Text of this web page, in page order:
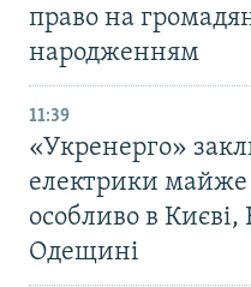
право на
народженням
11:39
«Укренерго»
електрики майже
особливо в
Одещині